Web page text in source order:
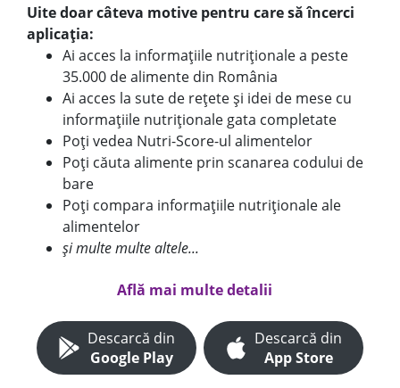
Uite doar câteva motive pentru care să încerci
aplicația:
Ai acces la informațiile nutriționale a peste
35.000 de alimente din România
Ai acces la sute de rețete și idei de mese cu
informațiile nutriționale gata completate
Poți vedea Nutri-Score-ul alimentelor
Poți căuta alimente prin scanarea codului de
bare
Poți compara informațiile nutriționale ale
alimentelor
și multe multe altele...
Află mai multe detalii
Descarcă din
Google Play
Descarcă din
App Store